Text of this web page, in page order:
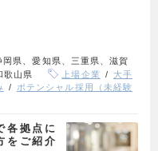
岡県、愛知県、三重県、滋賀
歌山県
上場企業
大手
ポテンシャル採用（未経験
各拠点に
をご紹介